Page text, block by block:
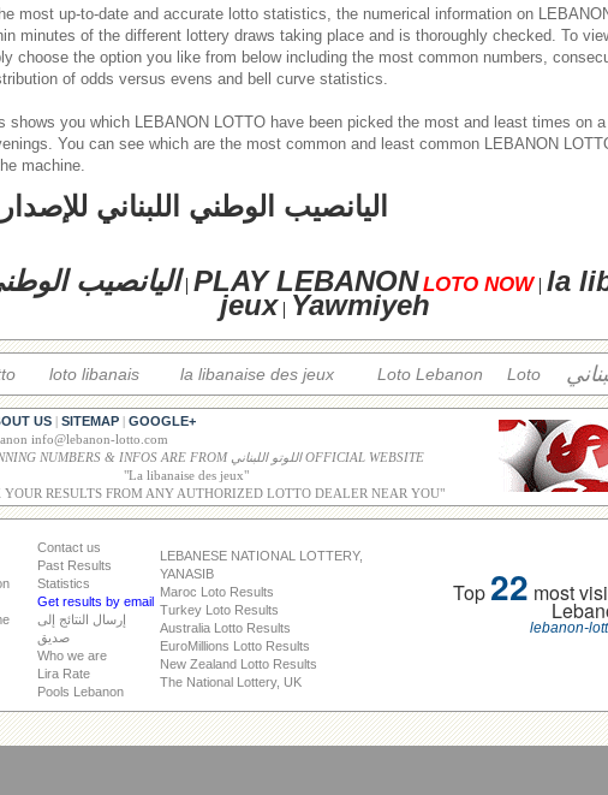
most up-to-date and accurate lotto statistics, the numerical information on
minutes of the different lottery draws taking place and is thoroughly checked. To
choose the option you like from below including the most common numbers,
of odds versus evens and bell curve statistics.
shows you which LEBANON LOTTO have been picked the most and least times on
You can see which are the most common and least common LEBANON
machine.
اليانصيب الوطني اللبناني
اليانصيب| PLAY LEBANON LOTO NOW| la
jeux| Yawmiyeh
loto libanais la libanaise des jeux Loto Lebanon Loto
US SITEMAP GOOGLE+
info@lebanon-lotto.com
ALL WINNING NUMBERS & INFOS ARE FROM اللوتو اللبناني OFFICIAL WEBSITE
"La libanaise des jeux"
YOUR RESULTS FROM ANY AUTHORIZED LOTTO DEALER NEAR YOU"
Contact us
Past Results
Statistics
Get results by email
إرسال النتائج إلى
صديق
Who we are
Lira Rate
Pools Lebanon
LEBANESE NATIONAL LOTTERY,
YANASIB
Maroc Loto Results
Turkey Loto Results
Australia Lotto Results
EuroMillions Lotto Results
New Zealand Lotto Results
The National Lottery, UK
Top22 most
lebanon-